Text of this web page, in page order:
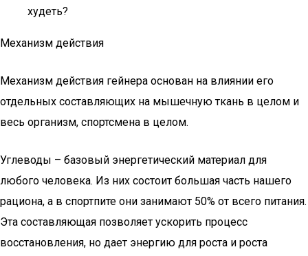
худеть?
Механизм действия
Механизм действия гейнера основан на влиянии его
отдельных составляющих на мышечную ткань в целом и
весь организм, спортсмена в целом.
Углеводы – базовый энергетический материал для
любого человека. Из них состоит большая часть нашего
рациона, а в спортпите они занимают 50% от всего питания.
Эта составляющая позволяет ускорить процесс
восстановления, но дает энергию для роста и роста